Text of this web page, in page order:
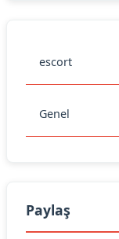
escort
Genel
Paylaş